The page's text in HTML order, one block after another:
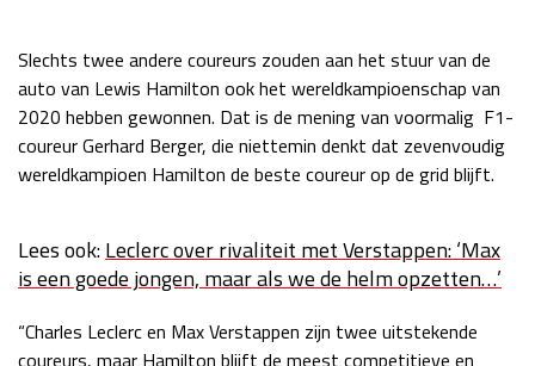
Kwalificatie
za 22:00 - 23:00
Race
zo 21:00 - 23:00
LAS VEGAS GRAND PRIX 2026 20 - 22 nov
GP ABU DHABI 2026 04 - 06 dec
Kwalificatie
za 15:00 - 16:00
Slechts twee andere coureurs zouden aan het stuur van de
auto van Lewis Hamilton ook het wereldkampioenschap van
2020 hebben gewonnen. Dat is de mening van voormalig F1-
coureur Gerhard Berger, die niettemin denkt dat zevenvoudig
wereldkampioen Hamilton de beste coureur op de grid blijft.
Lees ook:Leclerc over rivaliteit met Verstappen: ‘Max
is een goede jongen, maar als we de helm opzetten…’
“Charles Leclerc en Max Verstappen zijn twee uitstekende
coureurs, maar Hamilton blijft de meest competitieve en